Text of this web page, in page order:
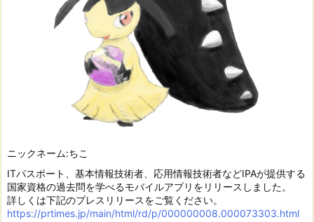
ニックネーム:ちこ
ITパスポート、基本情報技術者、応用情報技術者などIPAが提供する
国家資格の過去問を学べるモバイルアプリをリリースしました。
詳しくは下記のプレスリリースをご覧ください。
https://prtimes.jp/main/html/rd/p/000000008.000073303.html